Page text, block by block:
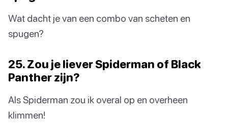
Wat dacht je van een combo van scheten en
spugen?
25. Zou je liever Spiderman of Black
Panther zijn?
Als Spiderman zou ik overal op en overheen
klimmen!